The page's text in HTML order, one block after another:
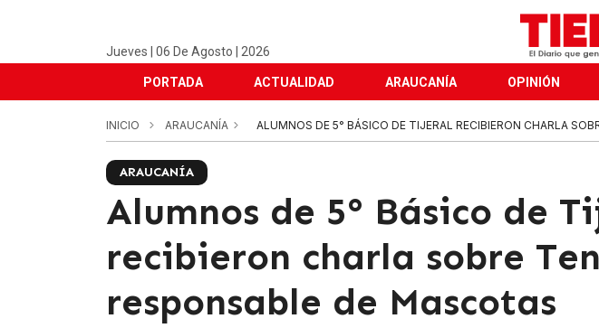
Jueves | 06 De Agosto | 2026
PORTADA ACTUALIDAD ARAUCANÍA OPINIÓN
INICIO ARAUCANÍA ALUMNOS DE 5° BÁSICO DE TIJERAL RECIBIERON CHARLA
ARAUCANÍA
Alumnos de 5° Básico de
recibieron charla sobre
responsable de Mascotas